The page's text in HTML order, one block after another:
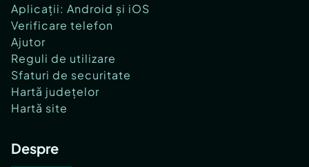
Aplicații: Android și iOS
Verificare telefon
Ajutor
Reguli de utilizare
Sfaturi de securitate
Hartă județelor
Hartă site
Despre